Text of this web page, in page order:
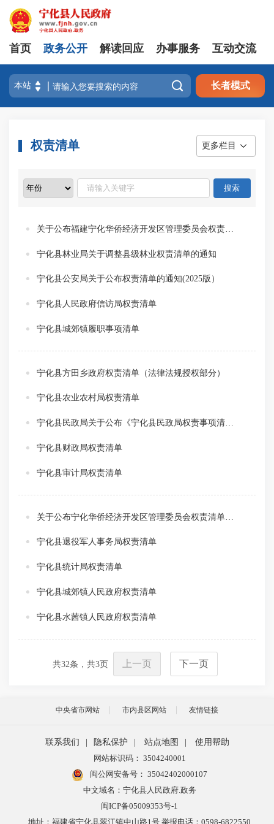
首页 政务公开 解读回应 办事服务 互动交流
 长者模式
权责清单 更多栏目
宁化县林业局关于调整县级林业权责清单的通知
宁化县公安局关于公布权责清单的通知(2025版）
宁化县人民政府信访局权责清单
宁化县城郊镇履职事项清单
宁化县方田乡政府权责清单（法律法规授权部分）
宁化县农业农村局权责清单
宁化县民政局关于公布《宁化县民政局权责事项清单（2024版）》的通知
宁化县财政局权责清单
宁化县审计局权责清单
宁化县退役军人事务局权责清单
宁化县统计局权责清单
宁化县城郊镇人民政府权责清单
宁化县水茜镇人民政府权责清单
共32条，共3页 上一页 下一页
中央省市网站 市内县区网站 友情链接
联系我们 | 隐私保护 | 站点地图 |
使用帮助
网站标识码： 3504240001
闽公网安备号： 35042402000107
中文域名：宁化县人民政府.政务
闽ICP备05009353号-1
地址：福建省宁化县翠江镇中山路1号 举报电话：0598-6822550